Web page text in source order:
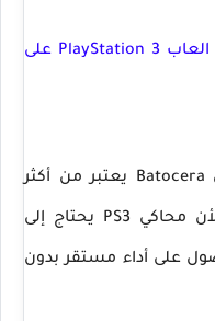
المواصفات المطلوبة لتشغيل كل العاب PlayStation 3 على
على Batocera يعتبر من أكثر
المراحل استهلاكًا لموارد الجهاز، لأن محاكي PS3 يحتاج إلى
على أداء مستقر بدون